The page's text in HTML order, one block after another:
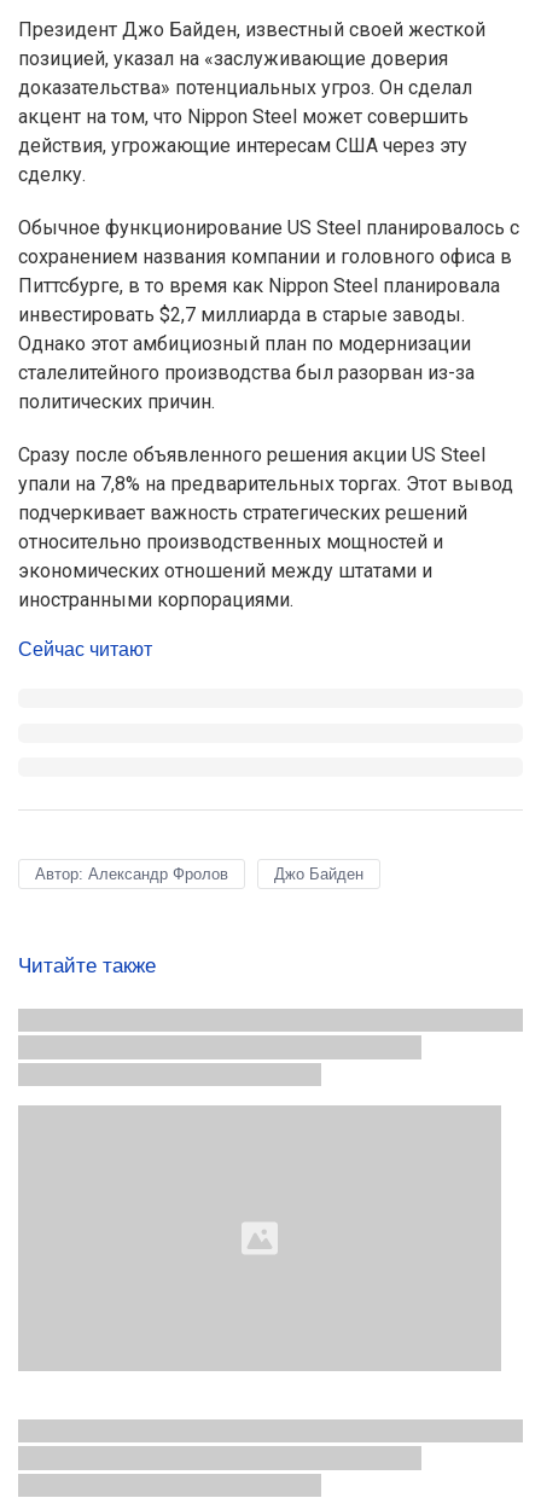
Президент Джо Байден, известный своей жесткой
позицией, указал на «заслуживающие доверия
доказательства» потенциальных угроз. Он сделал
акцент на том, что Nippon Steel может совершить
действия, угрожающие интересам США через эту
сделку.
Обычное функционирование US Steel планировалось с
сохранением названия компании и головного офиса в
Питтсбурге, в то время как Nippon Steel планировала
инвестировать $2,7 миллиарда в старые заводы.
Однако этот амбициозный план по модернизации
сталелитейного производства был разорван из-за
политических причин.
Сразу после объявленного решения акции US Steel
упали на 7,8% на предварительных торгах. Этот вывод
подчеркивает важность стратегических решений
относительно производственных мощностей и
экономических отношений между штатами и
иностранными корпорациями.
Сейчас читают
Автор: Александр Фролов Джо Байден
Читайте также